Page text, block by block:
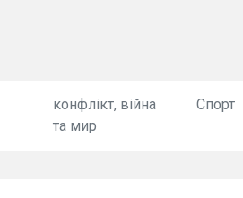
конфлікт, війна
та мир
Спорт